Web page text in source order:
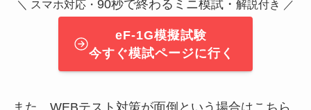
＼ スマホ対応・ 90秒で終わるミニ模試・ 解説付き ／
eF-1G模擬試験
今すぐ模試ページに行く
また、WEBテスト対策が面倒という場合はこちら